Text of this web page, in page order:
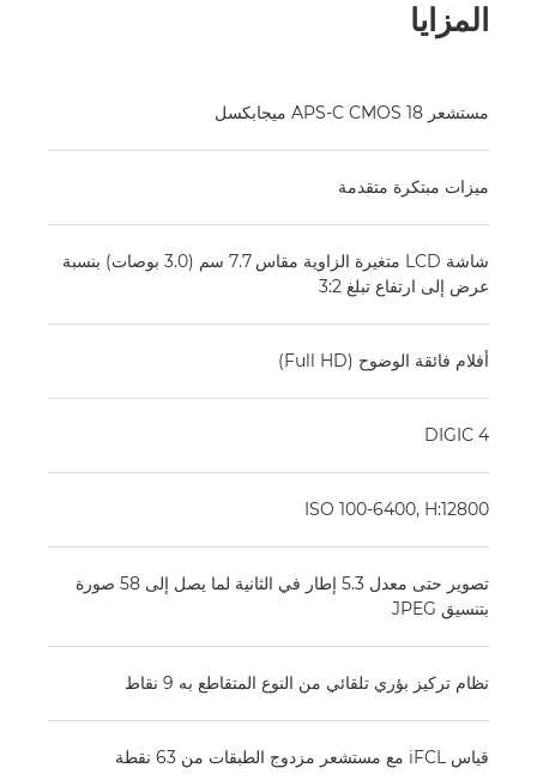
المزايا
مستشعر APS-C CMOS 18 ميجابكسل
ميزات مبتكرة متقدمة
شاشة LCD متغيرة الزاوية مقاس 7.7 سم (3.0 بوصات) بنسبة
عرض إلى ارتفاع تبلغ 3:2
أفلام فائقة الوضوح (Full HD)
DIGIC 4
ISO 100-6400, H:12800
تصوير حتى معدل 5.3 إطار في الثانية لما يصل إلى 58 صورة
بتنسيق JPEG
نظام تركيز بؤري تلقائي من النوع المتقاطع به 9 نقاط
قياس iFCL مع مستشعر مزدوج الطبقات من 63 نقطة